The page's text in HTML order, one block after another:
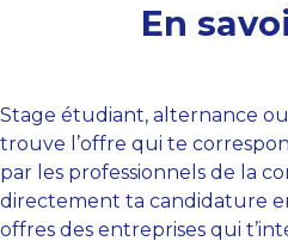
En
Stage étudiant, alternance
trouve l’offre qui te
par les professionnels de la
directement ta candidature
offres des entreprises qui